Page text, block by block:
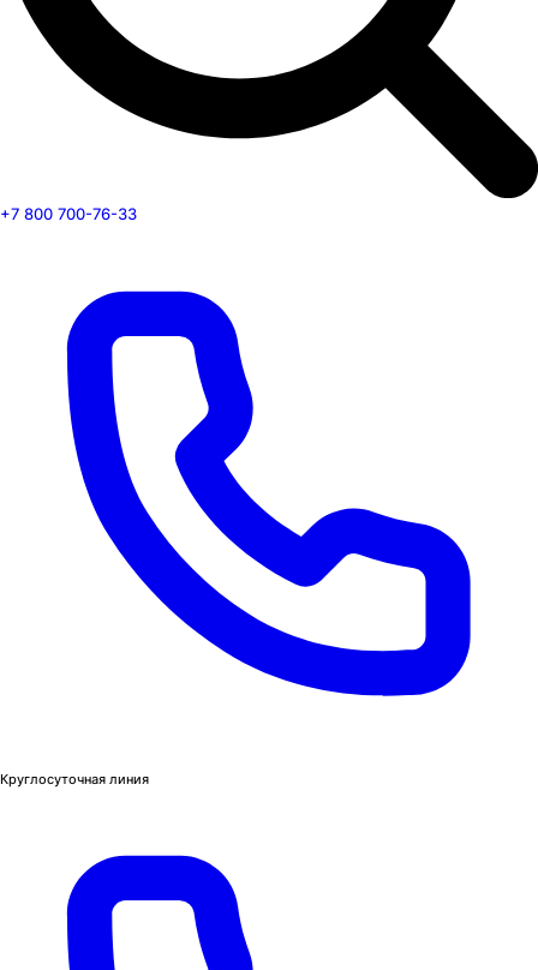
+7 800 700-76-33
Круглосуточная линия